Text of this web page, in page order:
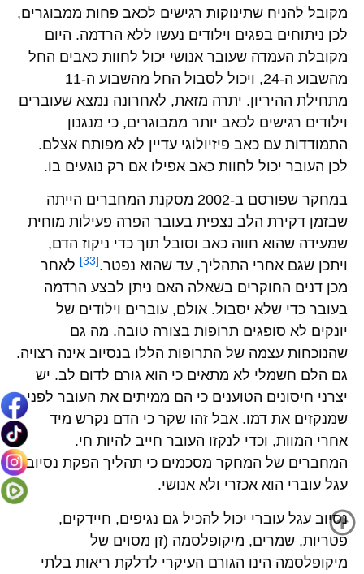
מקובל להניח שתינוקות רגישים לכאב פחות ממבוגרים,
לכן ניתוחים בפגים וילודים נעשו ללא הרדמה. היום
מקובלת העמדה שעובר אנושי יכול לחוות כאבים החל
מהשבוע ה-24, ויכול לסבול החל מהשבוע ה-11
מתחילת ההיריון. יתרה מזאת, לאחרונה נמצא שעוברים
וילודים רגישים לכאב יותר ממבוגרים, כי מנגנון
התמודדות עם כאב פיזיולוגי עדיין לא מפותח אצלם.
לכן העובר יכול לחוות כאב אפילו אם רק נוגעים בו.
במחקר שפורסם ב-2002 מסקנת המחברים הייתה
שבזמן דקירת הלב נצפית בעובר הפרה פעילות מוחית
שמעידה שהוא חווה כאב וסובל תוך כדי ניקוז הדם,
ויתכן שגם אחרי התהליך, עד שהוא נפטר. [33]
לאחר
מכן דנים החוקרים בשאלה האם ניתן לבצע הרדמה
בעובר כדי שלא יסבול. אולם, עוברים וילודים של
יונקים לא סופגים תרופות בצורה טובה. מה גם
שהנוכחות עצמה של התרופות הללו בנסיוב אינה רצויה.
גם הלם חשמלי לא מתאים כי הוא גורם לדום לב. יש
יצרני חיסונים הטוענים כי הם ממיתים את העובר לפני
שמנקזים את דמו. אבל זהו שקר כי הדם נקרש מיד
אחרי המוות, וכדי לנקזו העובר חייב להיות חי.
המחברים של המחקר מסכמים כי תהליך הפקת נסיוב
עגל עוברי הוא אכזרי ולא אנושי.
נסיוב עגל עוברי יכול להכיל גם נגיפים, חיידקים,
פטריות, שמרים, מיקופלסמה (זן מסוים של
מיקופלסמה הינו הגורם העיקרי לדלקת ריאות בלתי